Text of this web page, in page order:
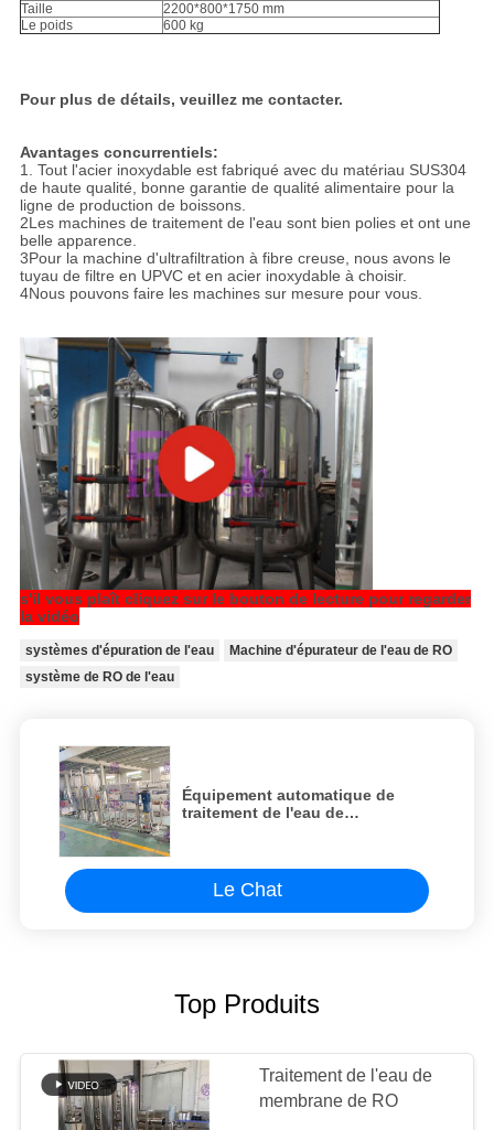
Taille
2200*800*1750 mm
Le poids
600 kg
Pour plus de détails, veuillez me contacter.
Avantages concurrentiels:
1. Tout l'acier inoxydable est fabriqué avec du matériau SUS304
de haute qualité, bonne garantie de qualité alimentaire pour la
ligne de production de boissons.
2Les machines de traitement de l'eau sont bien polies et ont une
belle apparence.
3Pour la machine d'ultrafiltration à fibre creuse, nous avons le
tuyau de filtre en UPVC et en acier inoxydable à choisir.
4Nous pouvons faire les machines sur mesure pour vous.
s'il vous plaît cliquez sur le bouton de lecture pour regarder
la vidéo
systèmes d'épuration de l'eau
Machine d'épurateur de l'eau de RO
système de RO de l'eau
Équipement automatique de
traitement de l'eau de
Le Chat
Top Produits
Traitement de l'eau de
membrane de RO